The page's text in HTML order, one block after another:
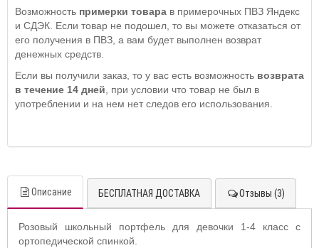
Возможность примерки товара в примерочных ПВЗ Яндекс
и СДЭК. Если товар не подошел, то вы можете отказаться от
его получения в ПВЗ, а вам будет выполнен возврат
денежных средств.
Если вы получили заказ, то у вас есть возможность возврата
в течение 14 дней , при условии что товар не был в
употреблении и на нем нет следов его использования.
Описание БЕСПЛАТНАЯ ДОСТАВКА Отзывы (3)
Розовый школьный портфель для девочки 1-4 класс с
ортопедической спинкой.